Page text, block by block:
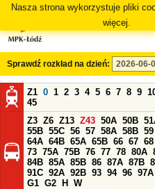
Nasza strona wykorzystuje pliki
więcej.
Sprawdź rozkład na dzień:
Z1 0 1 2 3 4 5 6 7 8 9
45
Z3 Z6 Z13 Z43 50A 50B
55B 55C 56 57 58A 58B 59
64A 64B 65A 65B 66 67 68
73 75A 75B 76 77 78 80A
84B 85A 85B 86 87A 87B
91C 92A 92B 93 94 96 97A
G1 G2 H
W